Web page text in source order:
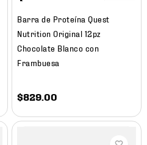
Barra de Proteína Quest
Nutrition Original 12pz
Chocolate Blanco con
Frambuesa
$829 .00